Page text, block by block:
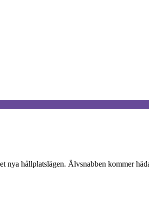
hållplatslägen. Älvsnabben kommer